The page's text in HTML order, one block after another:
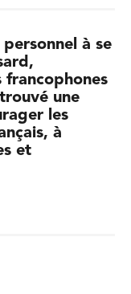
à se
francophones
une
les
à
et